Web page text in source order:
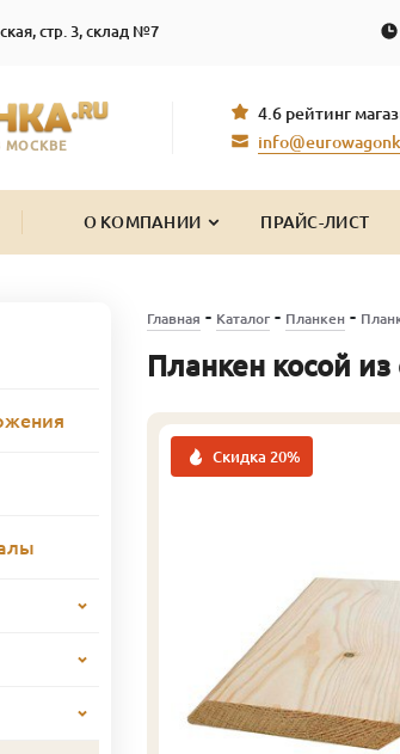
стр. 3, склад №7
МОСКВЕ
4.6 рейтинг
О КОМПАНИИ ПРАЙС-ЛИСТ
Главная - Каталог- Планкен-
Планкен косой
Скидка 20%